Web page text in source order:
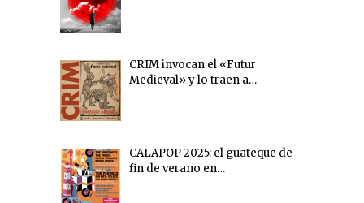
CRIM invocan el «Futur
Medieval» y lo traen a…
CALAPOP 2025: el guateque de
fin de verano en…